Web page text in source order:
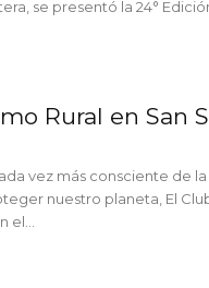
se presentó la 24°
Rural en San
vez más consciente de
nuestro planeta, El